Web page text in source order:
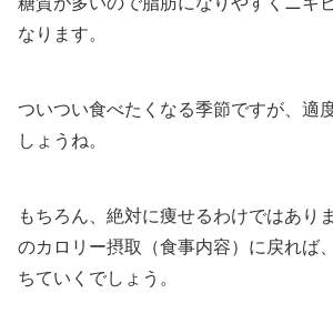
なります。
ついつい食べたくなる季節ですが、適
しょうね。
もちろん、絶対に痩せるわけではあり
のカロリー摂取（食事内容）に戻れば
ちていくでしょう。